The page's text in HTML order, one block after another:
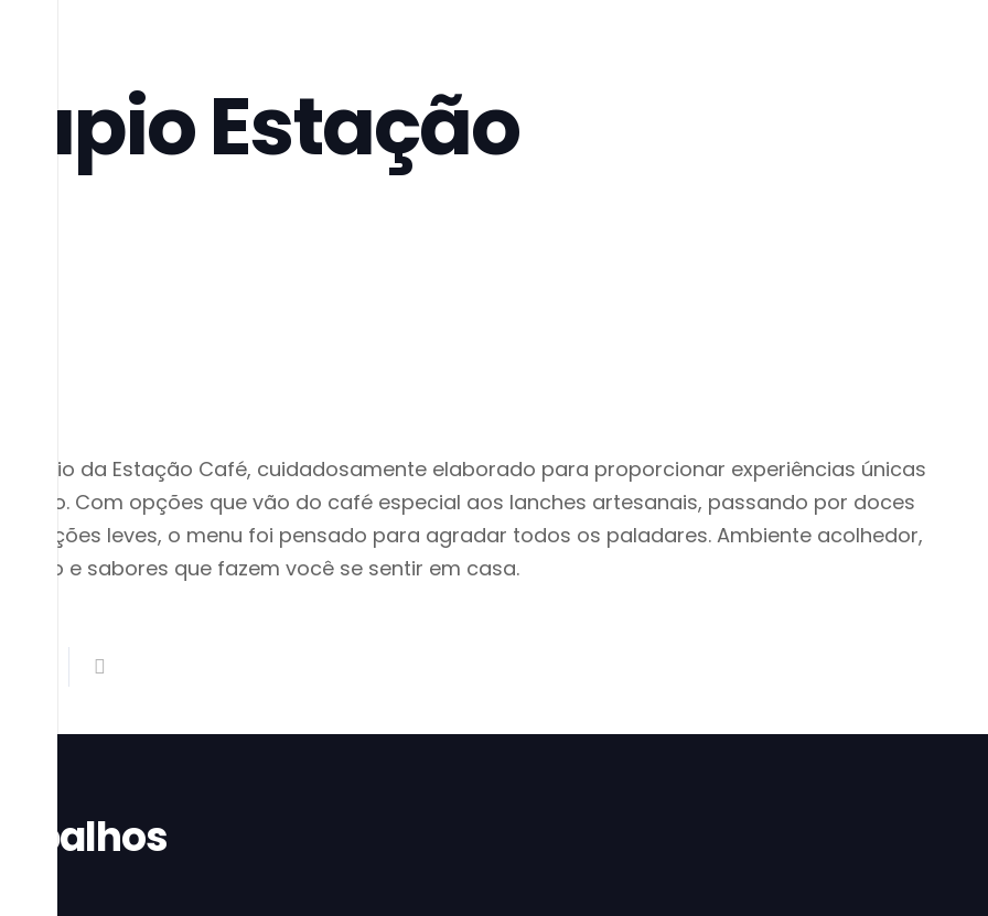
Estação
da Estação Café, cuidadosamente elaborado para proporcionar experiências únicas
prato. Com opções que vão do café especial aos lanches artesanais, passando por doces
refeições leves, o menu foi pensado para agradar todos os paladares. Ambiente acolhedor,
e sabores que fazem você se sentir em casa.